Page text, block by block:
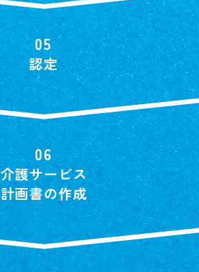
認定
介護サービス
計画書の作成